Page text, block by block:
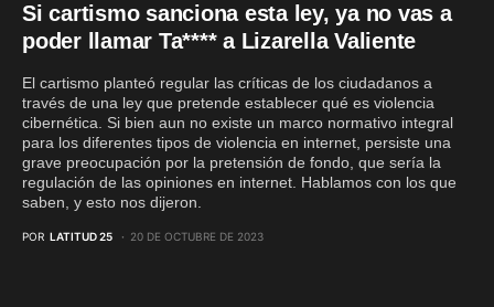
Si cartismo sanciona esta ley, ya no vas a
poder llamar Ta**** a Lizarella Valiente
El cartismo planteó regular las críticas de los ciudadanos a
través de una ley que pretende establecer qué es violencia
cibernética. Si bien aun no existe un marco normativo integral
para los diferentes tipos de violencia en internet, persiste una
grave preocupación por la pretensión de fondo, que sería la
regulación de las opiniones en internet. Hablamos con los que
saben, y esto nos dijeron.
POR LATITUD 25 20 DE OCTUBRE DE 2023